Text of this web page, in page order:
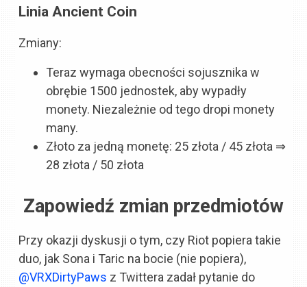
Linia Ancient Coin
Zmiany:
Teraz wymaga obecności sojusznika w
obrębie 1500 jednostek, aby wypadły
monety. Niezależnie od tego dropi monety
many.
Złoto za jedną monetę: 25 złota / 45 złota ⇒
28 złota / 50 złota
Zapowiedź zmian przedmiotów
Przy okazji dyskusji o tym, czy Riot popiera takie
duo, jak Sona i Taric na bocie (nie popiera),
@VRXDirtyPaws z Twittera zadał pytanie do